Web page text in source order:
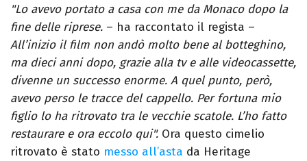
"Lo avevo portato a casa con me da Monaco dopo la
fine delle riprese. – ha raccontato il regista –
All’inizio il film non andò molto bene al botteghino,
ma dieci anni dopo, grazie alla tv e alle videocassette,
divenne un successo enorme. A quel punto, però,
avevo perso le tracce del cappello. Per fortuna mio
figlio lo ha ritrovato tra le vecchie scatole. L’ho fatto
restaurare e ora eccolo qui". Ora questo cimelio
ritrovato è stato messo all’asta da Heritage